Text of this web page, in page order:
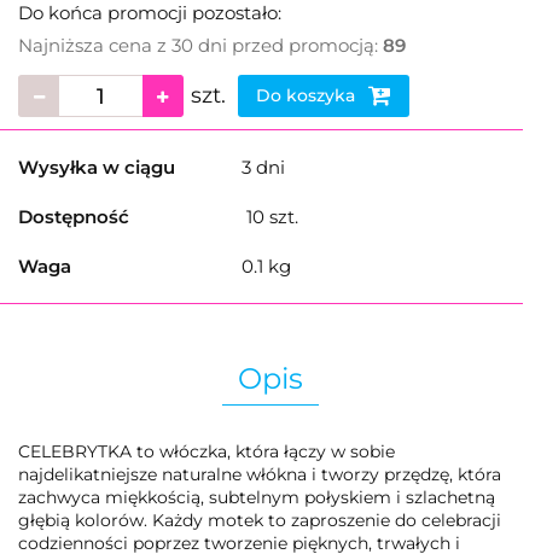
Do końca promocji pozostało:
Najniższa cena z 30 dni przed promocją: 89
szt. Do koszyka
Wysyłka w ciągu 3 dni
Dostępność 10 szt.
Waga 0.1 kg
Opis
CELEBRYTKA to włóczka, która łączy w sobie
najdelikatniejsze naturalne włókna i tworzy przędzę, która
zachwyca miękkością, subtelnym połyskiem i szlachetną
głębią kolorów. Każdy motek to zaproszenie do celebracji
codzienności poprzez tworzenie pięknych, trwałych i